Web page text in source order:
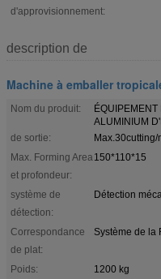
d'approvisionnement:
description de
Machine à emballer
Nom du produit:
ALUMINIUM
de sortie:
Max.30cutting/
Max. Forming Area
et profondeur:
150*110*15
système de
détection:
Détection
Correspondance
de plat:
Système de la
Poids:
1200 kg